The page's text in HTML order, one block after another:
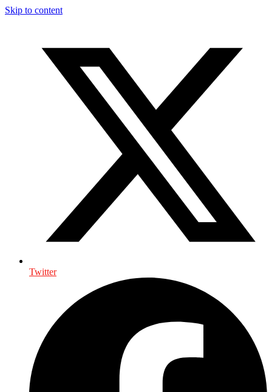
Skip to content
Twitter